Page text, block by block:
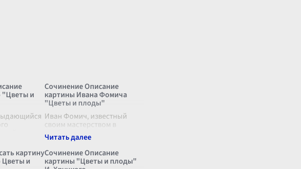
"Цветы и
плоды"
Сочинение Описание
картины Ивана Фомича
"Цветы и плоды"
Иван Фомич, известный
своим мастерством в
изображении натюрмортов,
создал картину "Цветы и
плоды" с особым
вниманием к деталям и
колористическим
картину
Цветы и
Сочинение Описание
картины "Цветы и плоды"